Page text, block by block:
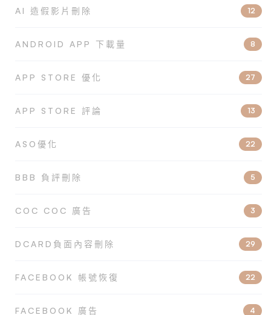
AI 造假影片刪除 12
ANDROID APP 下載量 8
APP STORE 優化 27
APP STORE 評論 13
ASO優化 22
BBB 負評刪除 5
COC COC 廣告 3
DCARD負面內容刪除 29
FACEBOOK 帳號恢復 22
FACEBOOK 廣告 4